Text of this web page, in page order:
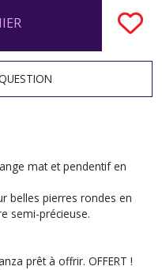
mat et pendentif en
belles pierres rondes en
semi-précieuse.
prêt à offrir. OFFERT !